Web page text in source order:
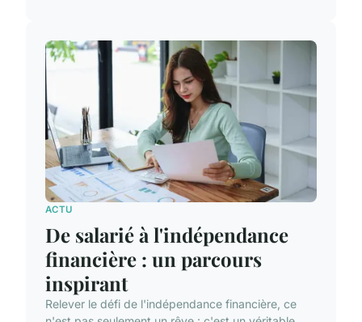
ACTU
De salarié à l'indépendance
financière : un parcours
inspirant
Relever le défi de l'indépendance financière, ce